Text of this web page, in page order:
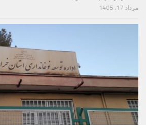
مرداد 17, 1405